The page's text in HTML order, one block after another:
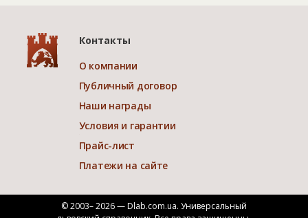
Контакты
О компании
Публичный договор
Наши награды
Условия и гарантии
Прайс-лист
Платежи на сайте
© 2003– 2026 — Dlab.com.ua. Универсальный